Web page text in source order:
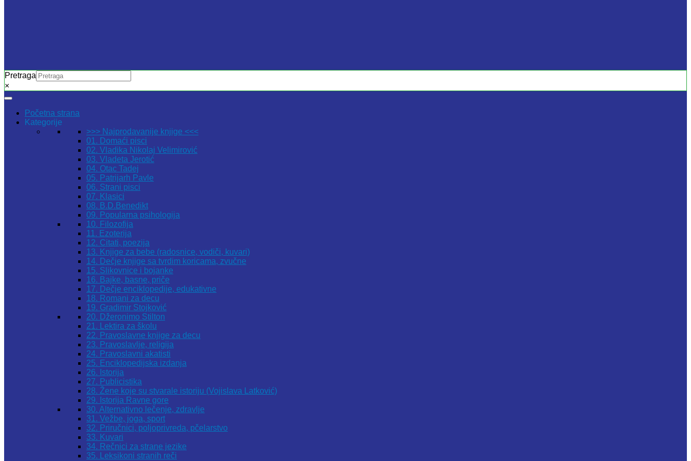
Pretraga
×
Početna strana
Kategorije
>>> Najprodavanije knjige <<<
01. Domaći pisci
02. Vladika Nikolaj Velimirović
03. Vladeta Jerotić
04. Otac Tadej
05. Patrijarh Pavle
06. Strani pisci
07. Klasici
08. B.D.Benedikt
09. Popularna psihologija
10. Filozofija
11. Ezoterija
12. Citati, poezija
13. Knjige za bebe (radosnice, vodiči, kuvari)
14. Dečje knjige sa tvrdim koricama, zvučne
15. Slikovnice i bojanke
16. Bajke, basne, priče
17. Dečje enciklopedije, edukativne
18. Romani za decu
19. Gradimir Stojković
20. Džeronimo Stilton
21. Lektira za školu
22. Pravoslavne knjige za decu
23. Pravoslavlje, religija
24. Pravoslavni akatisti
25. Enciklopedijska izdanja
26. Istorija
27. Publicistika
28. Žene koje su stvarale istoriju (Vojislava Latković)
29. Istorija Ravne gore
30. Alternativno lečenje, zdravlje
31. Vežbe, joga, sport
32. Priručnici, poljoprivreda, pčelarstvo
33. Kuvari
34. Rečnici za strane jezike
35. Leksikoni stranih reči